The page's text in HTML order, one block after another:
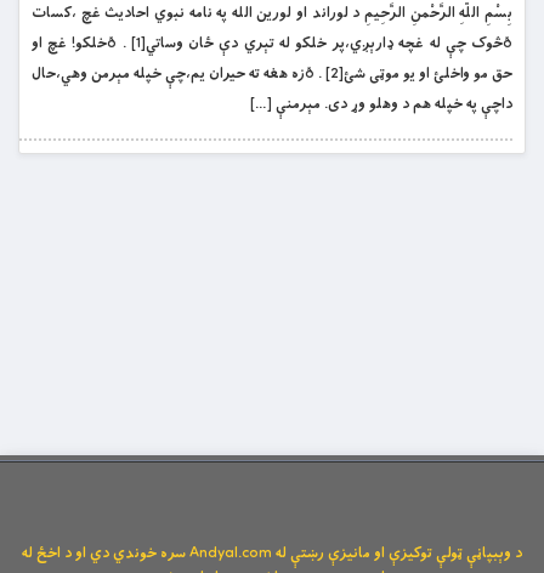
بِسْمِ اللّهِ الرَّحْمنِ الرَّحِیمِ د لوراند او لورین الله په نامه نبوي احادیث غچ ،کسات
ðڅوک چې له غچه ډارېږي،پر خلکو له تېري دې ځان وساتي[1] . ðخلکو! غچ او
حق مو واخلئ او يو موټى شئ[2] . ðزه هغه ته حيران يم،چې خپله مېرمن وهي،حال
داچې په خپله هم د وهلو وړ دى. مېرمنې […]
د وېبپاڼې ټولې توکیزې او مانیزې رښتې له Andyal.com سره خوندي دي او د اخځ له